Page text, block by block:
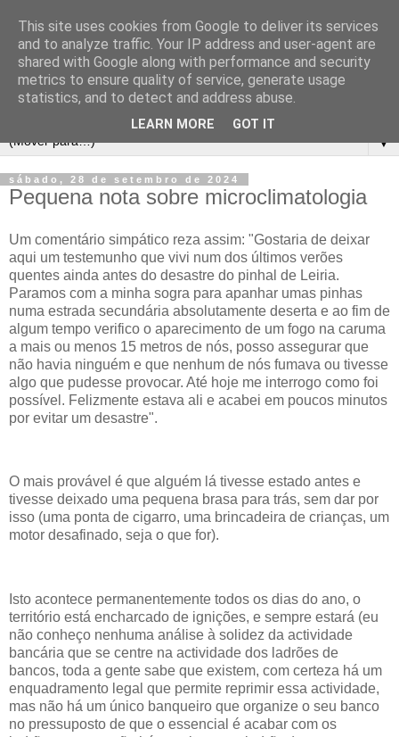
▼
sábado, 28 de setembro de 2024
Pequena nota sobre microclimatologia
Um comentário simpático reza assim: "Gostaria de deixar
aqui um testemunho que vivi num dos últimos verões
quentes ainda antes do desastre do pinhal de Leiria.
Paramos com a minha sogra para apanhar umas pinhas
numa estrada secundária absolutamente deserta e ao fim de
algum tempo verifico o aparecimento de um fogo na caruma
a mais ou menos 15 metros de nós, posso assegurar que
não havia ninguém e que nenhum de nós fumava ou tivesse
algo que pudesse provocar. Até hoje me interrogo como foi
possível. Felizmente estava ali e acabei em poucos minutos
por evitar um desastre".
O mais provável é que alguém lá tivesse estado antes e
tivesse deixado uma pequena brasa para trás, sem dar por
isso (uma ponta de cigarro, uma brincadeira de crianças, um
motor desafinado, seja o que for).
Isto acontece permanentemente todos os dias do ano, o
território está encharcado de ignições, e sempre estará (eu
não conheço nenhuma análise à solidez da actividade
bancária que se centre na actividade dos ladrões de
bancos, toda a gente sabe que existem, com certeza há um
enquadramento legal que permite reprimir essa actividade,
mas não há um único banqueiro que organize o seu banco
no pressuposto de que o essencial é acabar com os
This site uses cookies from Google to deliver its services
and to analyze traffic. Your IP address and user-agent are
shared with Google along with performance and security
metrics to ensure quality of service, generate usage
statistics, and to detect and address abuse.
LEARN MORE GOT IT